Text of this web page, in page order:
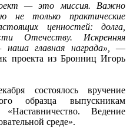
— это миссия. Важно
не только практические
ценностей: долга,
Отечеству. Искренняя
главная награда»,
—
проекта из Бронниц Игорь
состоялось вручение
образца выпускникам
Ведение
среде».